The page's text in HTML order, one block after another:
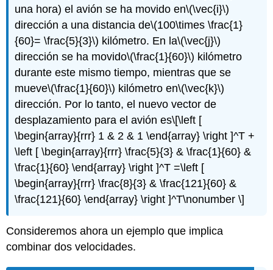
una hora) el avión se ha movido en\(\vec{i}\)
dirección a una distancia de\(100\times \frac{1}
{60}= \frac{5}{3}\) kilómetro. En la\(\vec{j}\)
dirección se ha movido\(\frac{1}{60}\) kilómetro
durante este mismo tiempo, mientras que se
mueve\(\frac{1}{60}\) kilómetro en\(\vec{k}\)
dirección. Por lo tanto, el nuevo vector de
desplazamiento para el avión es\[\left [
\begin{array}{rrr} 1 & 2 & 1 \end{array} \right ]^T +
\left [ \begin{array}{rrr} \frac{5}{3} & \frac{1}{60} &
\frac{1}{60} \end{array} \right ]^T =\left [
\begin{array}{rrr} \frac{8}{3} & \frac{121}{60} &
\frac{121}{60} \end{array} \right ]^T\nonumber \]
Consideremos ahora un ejemplo que implica
combinar dos velocidades.